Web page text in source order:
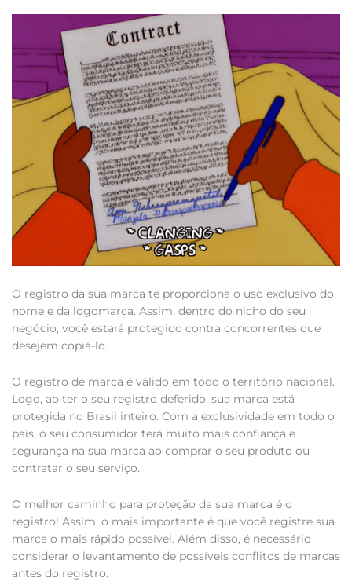
O registro da sua marca te proporciona o uso exclusivo do
nome e da logomarca. Assim, dentro do nicho do seu
negócio, você estará protegido contra concorrentes que
desejem copiá-lo.
O registro de marca é válido em todo o território nacional.
Logo, ao ter o seu registro deferido, sua marca está
protegida no Brasil inteiro. Com a exclusividade em todo o
país, o seu consumidor terá muito mais confiança e
segurança na sua marca ao comprar o seu produto ou
contratar o seu serviço.
O melhor caminho para proteção da sua marca é o
registro! Assim, o mais importante é que você registre sua
marca o mais rápido possível. Além disso, é necessário
considerar o levantamento de possíveis conflitos de marcas
antes do registro.